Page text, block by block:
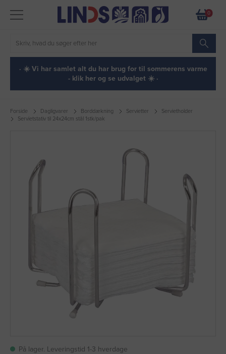
0
· ☀️ Vi har samlet alt du har brug for til sommerens varme
- klik her og se udvalget ☀️ ·
Forside Dagligvarer Borddækning Servietter
Servietholder
Servietstativ til 24x24cm stål 1stk/pak
På lager. Leveringstid 1-3 hverdage